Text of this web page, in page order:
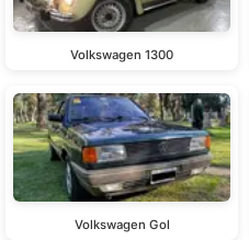
Volkswagen 1300
Volkswagen Gol